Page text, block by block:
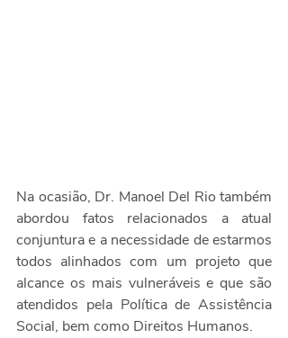
Na ocasião, Dr. Manoel Del Rio também
abordou fatos relacionados a atual
conjuntura e a necessidade de estarmos
todos alinhados com um projeto que
alcance os mais vulneráveis e que são
atendidos pela Política de Assistência
Social, bem como Direitos Humanos.